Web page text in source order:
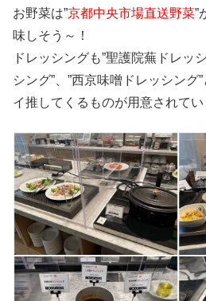
お野菜は”京都中央市場直送野菜”
味しそう～！
ドレッシングも”聖護院蕪ドレッ
シング”、”西京味噌ドレッシング
イ推してくるものが用意されてい